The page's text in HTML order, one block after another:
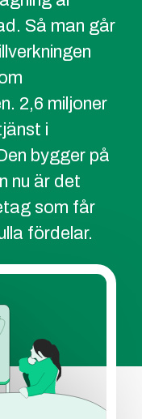
Så man går
2,6 miljoner
i
bygger på
nu är det
som får
fördelar.